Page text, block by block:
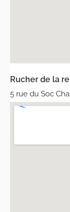
Rucher de la
5 rue du Soc